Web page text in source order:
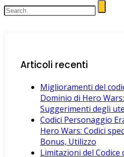
Articoli recenti
Miglioramenti del
Dominio di Hero
Suggerimenti degli
Codici Personaggio
Hero Wars: Codici
Bonus, Utilizzo
Limitazioni del Codice